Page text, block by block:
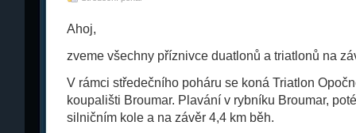
Ahoj,
zveme všechny příznivce duatlonů a triatlonů na
V rámci středečního poháru se koná Triatlon
koupališti Broumar. Plavání v rybníku Broumar,
silničním kole a na závěr 4,4 km běh.